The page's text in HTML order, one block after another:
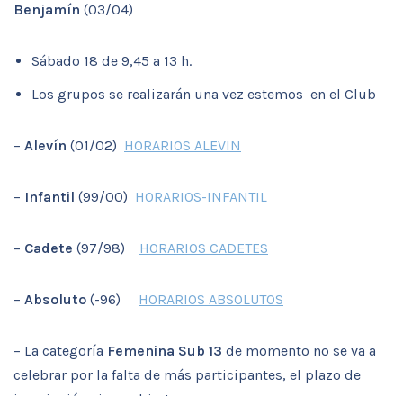
Benjamín (03/04)
Sábado 18 de 9,45 a 13 h.
Los grupos se realizarán una vez estemos en el Club
– Alevín (01/02) HORARIOS ALEVIN
– Infantil (99/00) HORARIOS-INFANTIL
– Cadete (97/98) HORARIOS CADETES
– Absoluto (-96) HORARIOS ABSOLUTOS
– La categoría Femenina Sub 13 de momento no se va a
celebrar por la falta de más participantes, el plazo de